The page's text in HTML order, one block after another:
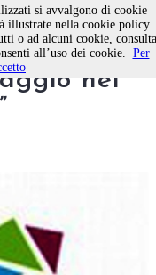
per
nel
si avvalgono di cookie
illustrate nella cookie policy.
o ad alcuni cookie, consulta
all’uso dei cookie. Per